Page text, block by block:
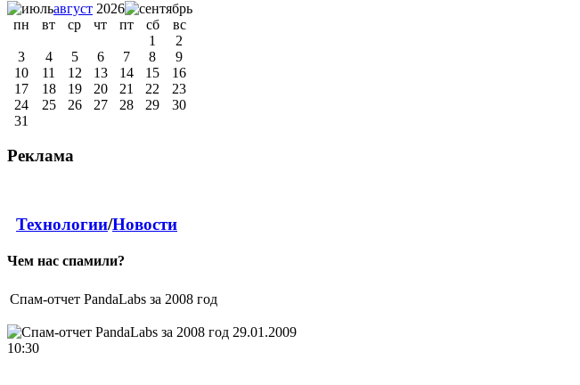
август 2026
пн
вт ср чт пт сб
вс
1
2
3
4 5 6 7 8
9
10
11 12 13 14 15
16
17
18 19 20 21 22
23
24
25 26 27 28 29
30
31
Реклама
Технологии/Новости
Чем нас спамили?
Спам-отчет PandaLabs за 2008 год
29.01.2009
10:30